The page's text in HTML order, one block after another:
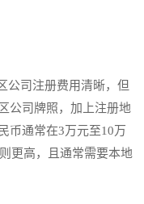
司注册费用清晰，但
公司牌照，加上注册地
币通常在3万元至10万
更高，且通常需要本地